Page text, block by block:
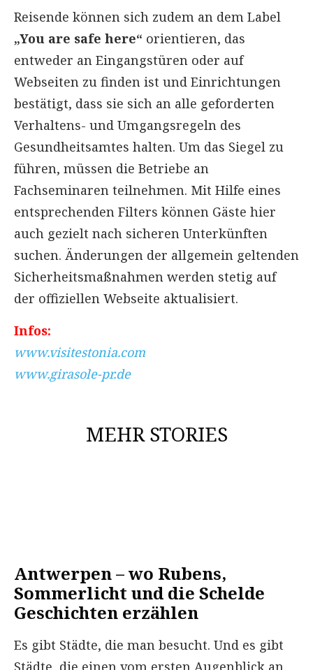
Reisende können sich zudem an dem Label
„You are safe here“ orientieren, das
entweder an Eingangstüren oder auf
Webseiten zu finden ist und Einrichtungen
bestätigt, dass sie sich an alle geforderten
Verhaltens- und Umgangsregeln des
Gesundheitsamtes halten. Um das Siegel zu
führen, müssen die Betriebe an
Fachseminaren teilnehmen. Mit Hilfe eines
entsprechenden Filters können Gäste hier
auch gezielt nach sicheren Unterkünften
suchen. Änderungen der allgemein geltenden
Sicherheitsmaßnahmen werden stetig auf
der offiziellen Webseite aktualisiert.
Infos:
www.visitestonia.com
www.girasole-pr.de
MEHR STORIES
Antwerpen – wo Rubens,
Sommerlicht und die Schelde
Geschichten erzählen
Es gibt Städte, die man besucht. Und es gibt
Städte, die einen vom ersten Augenblick an